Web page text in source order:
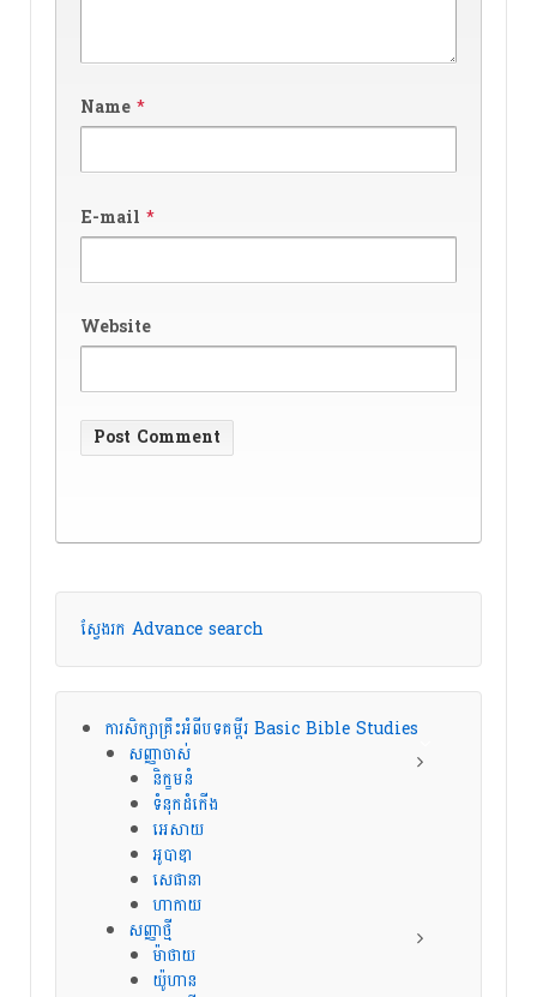
Name *
E-mail *
Website
ស្វែងរក Advance search
ការសិក្សាគ្រឹះអំពីបទគម្ពីរ Basic Bible Studies
សញ្ញាចាស់
និក្ខមនំ
ទំនុកដំកើង
អេសាយ
អូបាឌា
សេផានា
ហាកាយ
សញ្ញាថ្មី
ម៉ាថាយ
យ៉ូហាន